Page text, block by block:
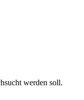
werden soll.